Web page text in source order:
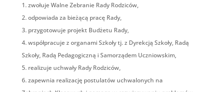
zwołuje Walne Zebranie Rady Rodziców,
odpowiada za bieżącą pracę Rady,
przygotowuje projekt Budżetu Rady,
współpracuje z organami Szkoły tj. z Dyrekcją Szkoły, Radą
Szkoły, Radą Pedagogiczną i Samorządem Uczniowskim,
realizuje uchwały Rady Rodziców,
zapewnia realizację postulatów uchwalonych na